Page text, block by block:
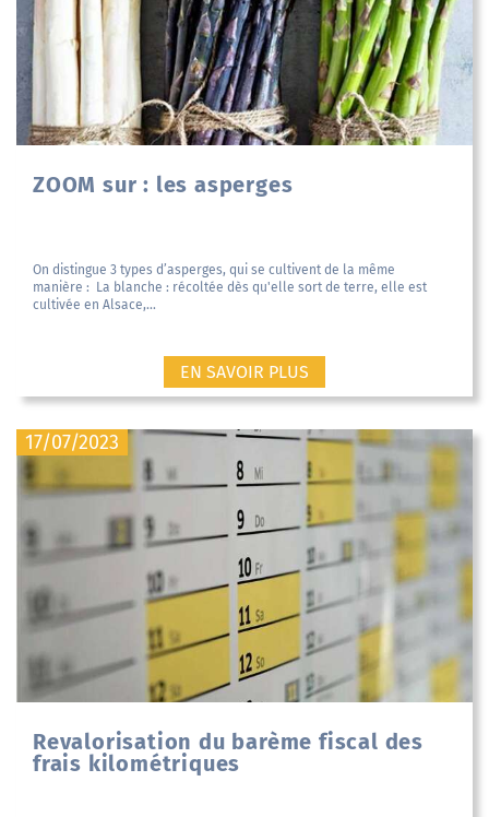
ZOOM sur : les asperges
On distingue 3 types d’asperges, qui se cultivent de la même
manière : La blanche : récoltée dès qu'elle sort de terre, elle est
cultivée en Alsace,...
EN SAVOIR PLUS
17/07/2023
Revalorisation du barème fiscal des
frais kilométriques